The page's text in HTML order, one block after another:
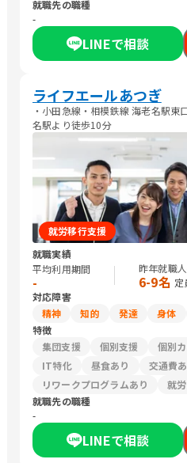
就職先の職種
-
LINEで相談
ライフエールあつぎ
・小田急線・相模鉄線 海老名駅東
名駅より徒歩10分
就労移行支援
就職実績
平均利用期間
-
昨年就職
6-9名 定
対応障害
精神
知的 発達 身体
特徴
集団支援
個別支援 個別
IT特化
昼食あり 交通費
リワークプログラムあり
就
就職先の職種
-
LINEで相談